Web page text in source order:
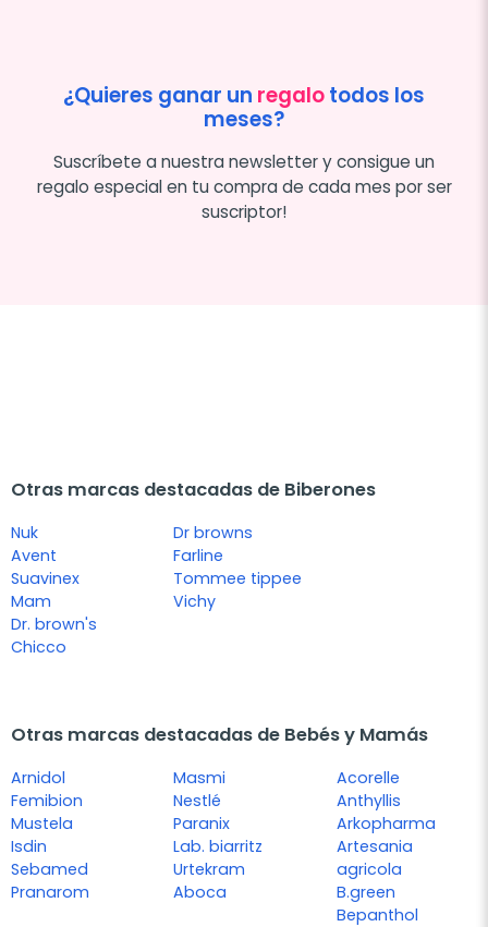
¿Quieres ganar un regalotodos los
meses?
Suscríbete a nuestra newsletter y consigue un
regalo especial en tu compra de cada mes por ser
suscriptor!
Otras marcas destacadas de Biberones
Nuk
Avent
Suavinex
Mam
Dr. brown's
Chicco
Dr browns
Farline
Tommee tippee
Vichy
Otras marcas destacadas de Bebés y Mamás
Arnidol
Femibion
Mustela
Isdin
Sebamed
Pranarom
Masmi
Nestlé
Paranix
Lab. biarritz
Urtekram
Aboca
Acorelle
Anthyllis
Arkopharma
Artesania
agricola
B.green
Bepanthol